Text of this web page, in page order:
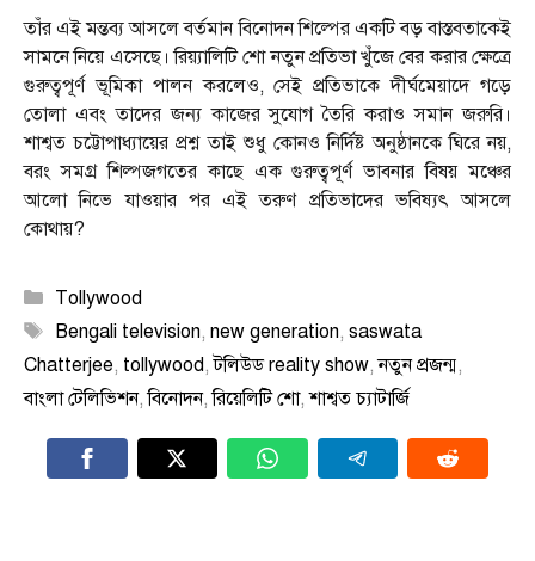
তাঁর এই মন্তব্য আসলে বর্তমান বিনোদন শিল্পের একটি বড় বাস্তবতাকেই
সামনে নিয়ে এসেছে। রিয়্যালিটি শো নতুন প্রতিভা খুঁজে বের করার ক্ষেত্রে
গুরুত্বপূর্ণ ভূমিকা পালন করলেও, সেই প্রতিভাকে দীর্ঘমেয়াদে গড়ে
তোলা এবং তাদের জন্য কাজের সুযোগ তৈরি করাও সমান জরুরি।
শাশ্বত চট্টোপাধ্যায়ের প্রশ্ন তাই শুধু কোনও নির্দিষ্ট অনুষ্ঠানকে ঘিরে নয়,
বরং সমগ্র শিল্পজগতের কাছে এক গুরুত্বপূর্ণ ভাবনার বিষয় মঞ্চের
আলো নিভে যাওয়ার পর এই তরুণ প্রতিভাদের ভবিষ্যৎ আসলে
কোথায়?
Categories
Tollywood
Tags
Bengali television, new generation, saswata
Chatterjee, tollywood,টলিউড reality show,নতুন প্রজন্ম,
বাংলা টেলিভিশন,বিনোদন,রিয়েলিটি শো,শাশ্বত চ্যাটার্জি